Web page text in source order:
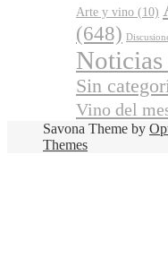
Arte y vino
(648)
Noticias
Sin
Vino del mes